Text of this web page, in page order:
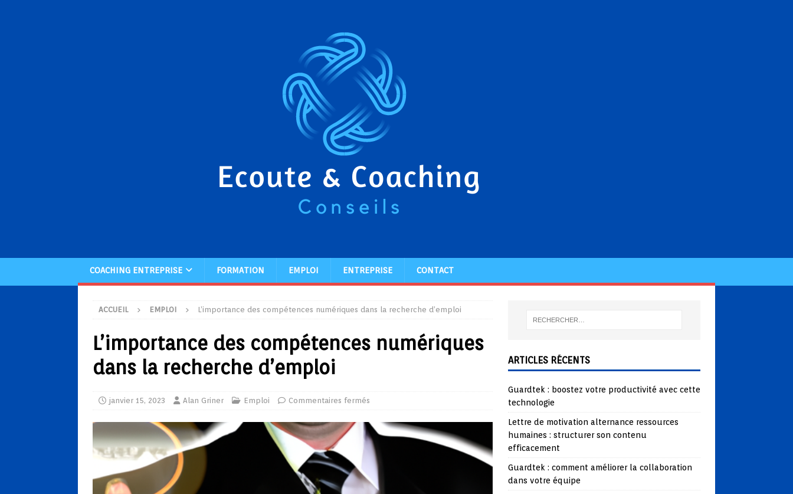
COACHING ENTREPRISE FORMATION EMPLOI ENTREPRISE CONTACT
ACCUEIL EMPLOI L’importance des compétences numériques dans la recherche d’emploi
L’importance des compétences numériques
dans la recherche d’emploi
janvier 15, 2023 Alan Griner Emploi Commentaires fermés
ARTICLES RÉCENTS
Guardtek : boostez votre productivité avec cette
technologie
Lettre de motivation alternance ressources
humaines : structurer son contenu
efficacement
Guardtek : comment améliorer la collaboration
dans votre équipe